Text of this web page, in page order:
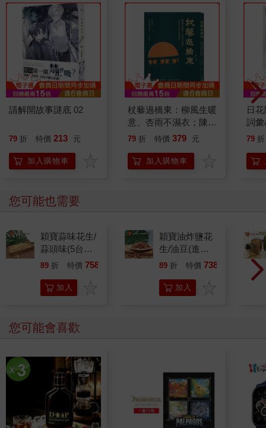
請解開故事謎底 02
79 折 特價 213 元
加入購物車
杖藜過橋東：柳風生暖
意、杏雨不濕衣；陳亮
恭談以心轉境的適齡漫
79 折 特價 379 元
加入購物車
日
詞
79 折
您可能也需要
穎寶蒜味花生/
蒜頭味(5台斤/
包)
89 折 特價 758
加入
穎寶油炸鹽花
生/油豆(進口
花生)5台斤
89 折 特價 738
加入
您可能會喜歡